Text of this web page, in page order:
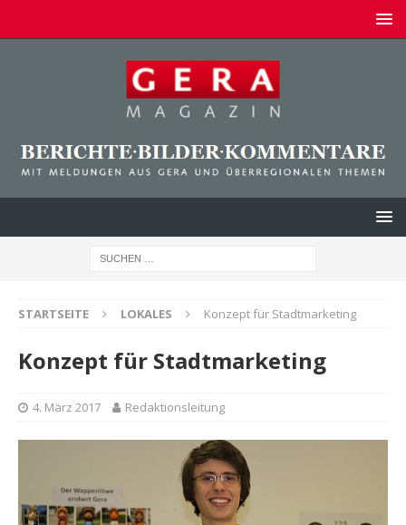
STARTSEITE LOKALES Konzept für Stadtmarketing
Konzept für Stadtmarketing
4. März 2017 Redaktionsleitung